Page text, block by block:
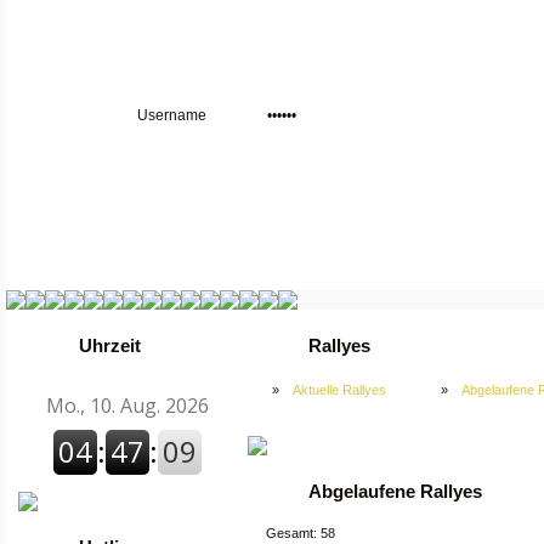
Uhrzeit Rallyes
» Aktuelle Rallyes » Abgelaufene
Abgelaufene Rallyes
Gesamt: 58